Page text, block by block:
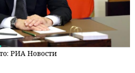
РИА Новости